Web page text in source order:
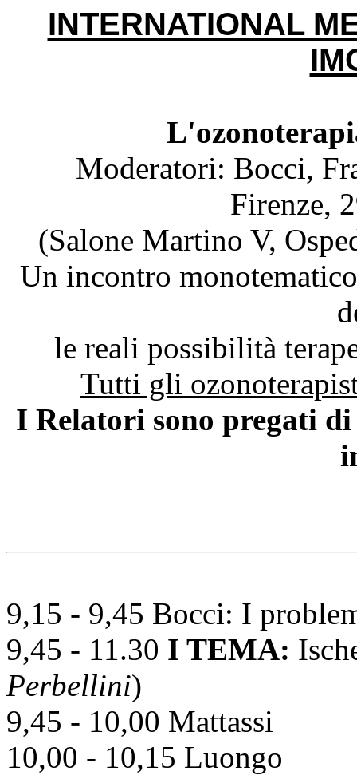
INTERNATIONAL
Moderatori: Bocci,
Firenze,
(Salone Martino V,
Un incontro
le reali possibilità
Tutti gli
I Relatori sono pregati
9,15 - 9,45 Bocci: I
9,45 - 11.30 I TEMA:
Perbellini)
9,45 - 10,00 Mattassi
10,00 - 10,15 Luongo